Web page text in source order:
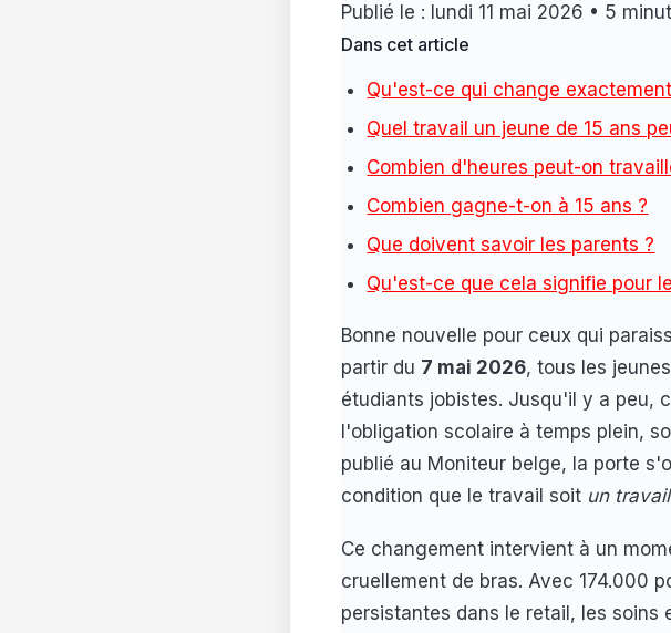
Publié le : lundi 11 mai 2026 • 5
Dans cet article
Qu'est-ce qui change
Quel travail un jeune de 15 ans
Combien d'heures peut-on
Combien gagne-t-on à 15 ans ?
Que doivent savoir les parents ?
Qu'est-ce que cela signifie pour
Bonne nouvelle pour ceux qui
partir du 7 mai 2026, tous les
étudiants jobistes. Jusqu'il y a peu,
l'obligation scolaire à temps plein,
publié au Moniteur belge, la porte
condition que le travail soit un
Ce changement intervient à un
cruellement de bras. Avec 174.000
persistantes dans le retail, les